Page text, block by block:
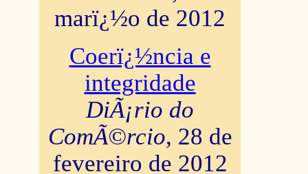
marï¿½o de 2012
Coerï¿½ncia e
integridade
DiÃ¡rio do
ComÃ©rcio, 28 de
fevereiro de 2012